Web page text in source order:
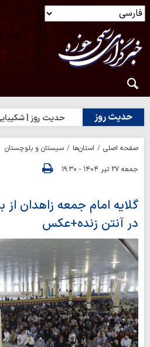
حدیث روز
حدیث روز | شکیبایی بر تلخی حق
صفحه اصلی استان‌ها
سیستان و بلوچستان
جمعه ۲۷ تیر ۱۴۰۴ - ۱۹:۳۰
گلایه امام جمعه زاهدان
در آنتن زنده+عکس